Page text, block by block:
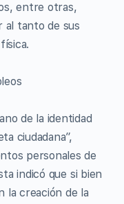
entre otras,
al tanto de sus
de la identidad
ciudadana”,
personales de
indicó que si bien
la creación de la